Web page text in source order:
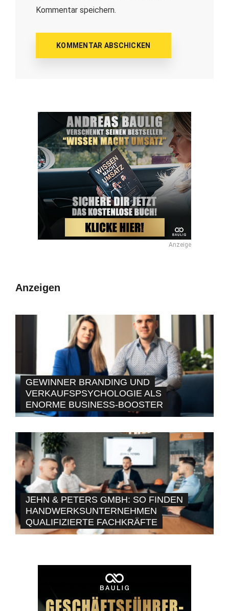
Kommentar speichern.
Anzeige
Anzeigen
GEWINNER BRANDING UND
VERKAUFSPSYCHOLOGIE ALS
ENORME BUSINESS-BOOSTER
JEHN & PETERS GMBH: SO FINDEN
HANDWERKSUNTERNEHMEN
QUALIFIZIERTE FACHKRÄFTE